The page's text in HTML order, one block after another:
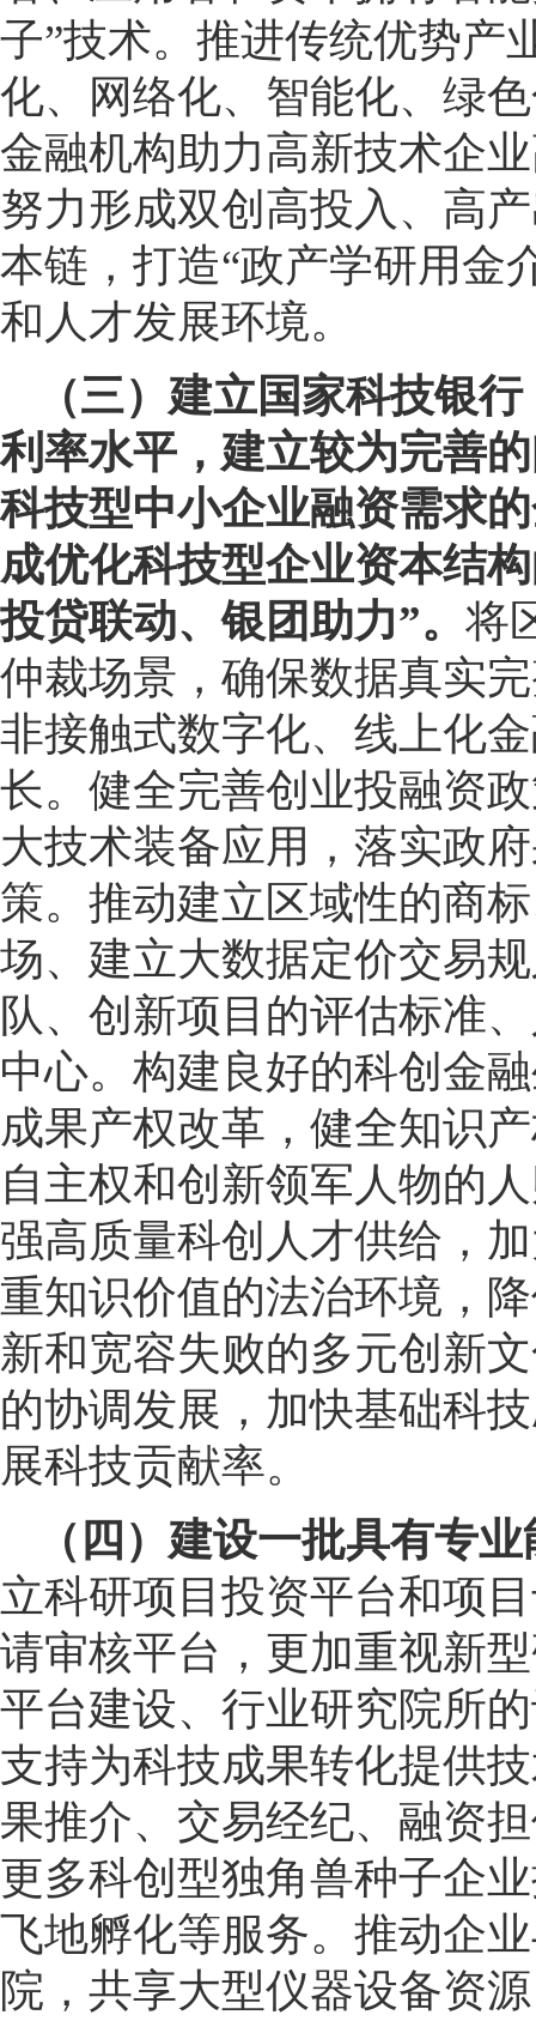
子”技术。推进传统优势产
化、网络化、智能化、绿
金融机构助力高新技术企
努力形成双创高投入、高
本链，打造“政产学研用金
和人才发展环境。
（三）建立国家科技银
利率水平，建立较为完善
科技型中小企业融资需求
成优化科技型企业资本结
投贷联动、银团助力”。 将
仲裁场景，确保数据真实
非接触式数字化、线上化
长。健全完善创业投融资
大技术装备应用，落实政
策。推动建立区域性的商
场、建立大数据定价交易
队、创新项目的评估标准
中心。构建良好的科创金
成果产权改革，健全知识
自主权和创新领军人物的
强高质量科创人才供给，
重知识价值的法治环境，
新和宽容失败的多元创新
的协调发展，加快基础科
展科技贡献率。
（四）建设一批具有专
立科研项目投资平台和项
请审核平台，更加重视新
平台建设、行业研究院所
支持为科技成果转化提供
果推介、交易经纪、融资
更多科创型独角兽种子企
飞地孵化等服务。推动企
院，共享大型仪器设备资